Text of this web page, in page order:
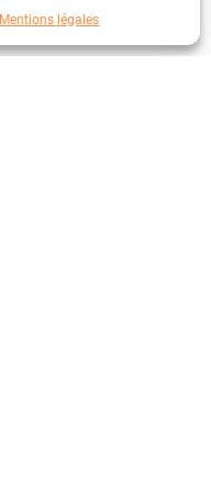
Mentions légales